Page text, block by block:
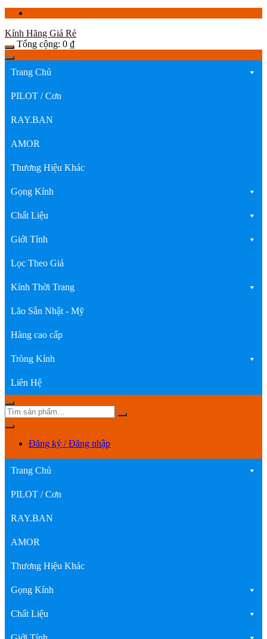
Kính Hãng Giá Rẻ
Tổng cộng: 0 ₫
Trang Chủ
PILOT / Cơn
RAY.BAN
AMOR
Thương Hiệu Khác
Gọng Kính
Chất Liệu
Giới Tính
Lọc Theo Giá
Kính Thời Trang
Lão Sẵn Nhật - Mỹ
Hàng cao cấp
Tròng Kính
Liên Hệ
Đăng ký / Đăng nhập
Trang Chủ
PILOT / Cơn
RAY.BAN
AMOR
Thương Hiệu Khác
Gọng Kính
Chất Liệu